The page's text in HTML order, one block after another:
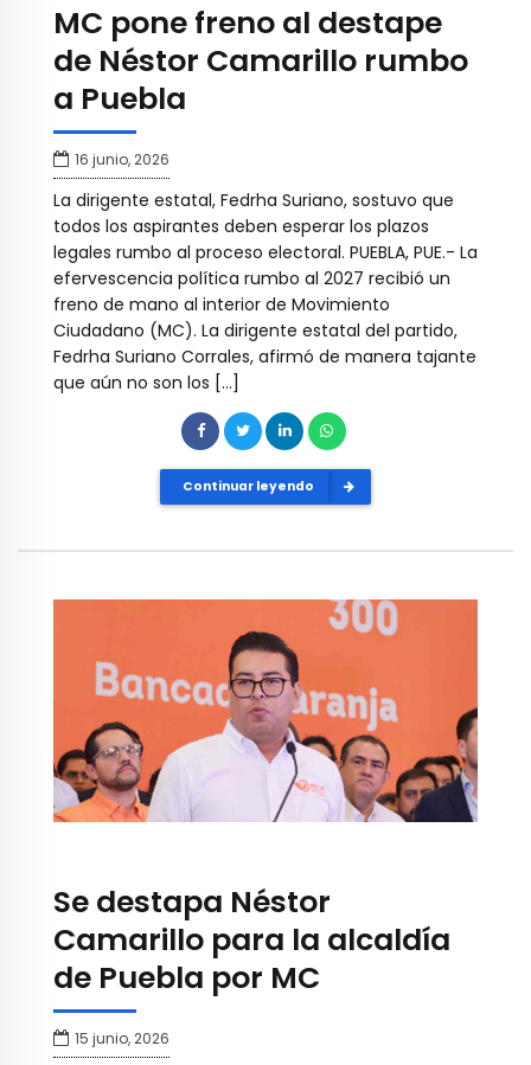
MC pone freno al destape
de Néstor Camarillo rumbo
a Puebla
16 junio, 2026
La dirigente estatal, Fedrha Suriano, sostuvo que
todos los aspirantes deben esperar los plazos
legales rumbo al proceso electoral. PUEBLA, PUE.- La
efervescencia política rumbo al 2027 recibió un
freno de mano al interior de Movimiento
Ciudadano (MC). La dirigente estatal del partido,
Fedrha Suriano Corrales, afirmó de manera tajante
que aún no son los […]
Continuar leyendo
Se destapa Néstor
Camarillo para la alcaldía
de Puebla por MC
15 junio, 2026